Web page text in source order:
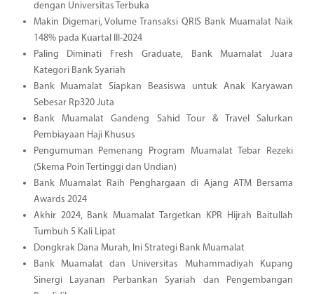
dengan Universitas Terbuka
Makin Digemari, Volume Transaksi QRIS Bank Muamalat Naik
148% pada Kuartal III-2024
Paling Diminati Fresh Graduate, Bank Muamalat Juara
Kategori Bank Syariah
Bank Muamalat Siapkan Beasiswa untuk Anak Karyawan
Sebesar Rp320 Juta
Bank Muamalat Gandeng Sahid Tour & Travel Salurkan
Pembiayaan Haji Khusus
Pengumuman Pemenang Program Muamalat Tebar Rezeki
(Skema Poin Tertinggi dan Undian)
Bank Muamalat Raih Penghargaan di Ajang ATM Bersama
Awards 2024
Akhir 2024, Bank Muamalat Targetkan KPR Hijrah Baitullah
Tumbuh 5 Kali Lipat
Dongkrak Dana Murah, Ini Strategi Bank Muamalat
Bank Muamalat dan Universitas Muhammadiyah Kupang
Sinergi Layanan Perbankan Syariah dan Pengembangan